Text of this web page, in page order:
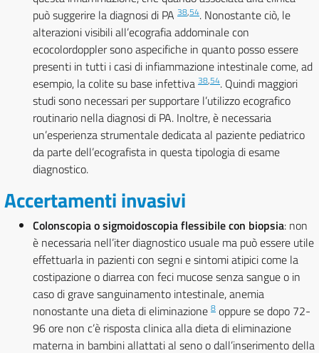
può suggerire la diagnosi di PA 38,54. Nonostante ciò, le
alterazioni visibili all’ecografia addominale con
ecocolordoppler sono aspecifiche in quanto posso essere
presenti in tutti i casi di infiammazione intestinale come, ad
esempio, la colite su base infettiva 38,54. Quindi maggiori
studi sono necessari per supportare l’utilizzo ecografico
routinario nella diagnosi di PA. Inoltre, è necessaria
un’esperienza strumentale dedicata al paziente pediatrico
da parte dell’ecografista in questa tipologia di esame
diagnostico.
Accertamenti invasivi
Colonscopia o sigmoidoscopia flessibile con biopsia: non
è necessaria nell’iter diagnostico usuale ma può essere utile
effettuarla in pazienti con segni e sintomi atipici come la
costipazione o diarrea con feci mucose senza sangue o in
caso di grave sanguinamento intestinale, anemia
nonostante una dieta di eliminazione 8 oppure se dopo 72-
96 ore non c’è risposta clinica alla dieta di eliminazione
materna in bambini allattati al seno o dall’inserimento della